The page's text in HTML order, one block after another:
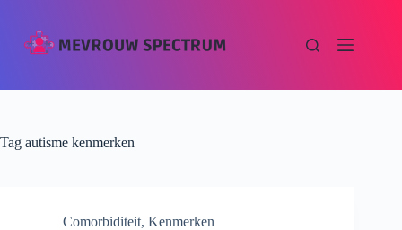
Tag autisme kenmerken
Comorbiditeit, Kenmerken